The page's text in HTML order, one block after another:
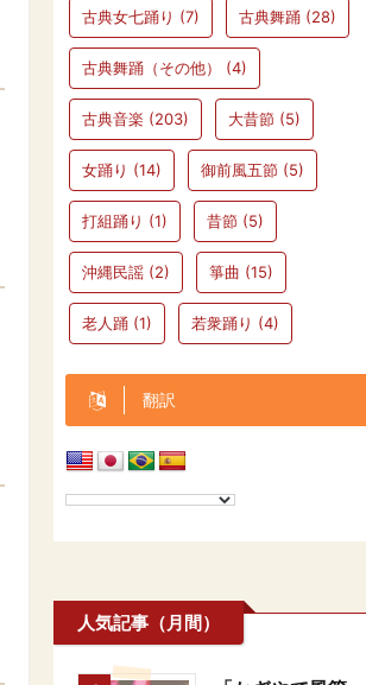
古典女七踊り (7) 古典舞踊 (28)
古典舞踊（その他） (4)
古典音楽 (203) 大昔節 (5)
女踊り (14) 御前風五節 (5)
打組踊り (1) 昔節 (5)
沖縄民謡 (2) 箏曲 (15)
老人踊 (1) 若衆踊り (4)
翻訳
人気記事（月間）